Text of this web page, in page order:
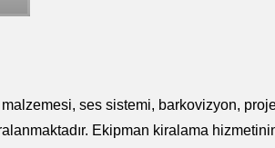
ses sistemi, barkovizyon,
Ekipman kiralama
Karşılama Dakotası ve